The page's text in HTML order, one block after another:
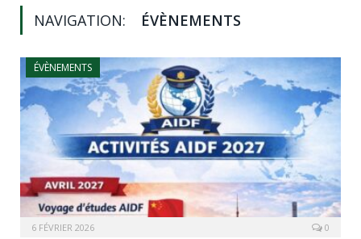
NAVIGATION: ÉVÈNEMENTS
ÉVÈNEMENTS
6 FÉVRIER 2026 0